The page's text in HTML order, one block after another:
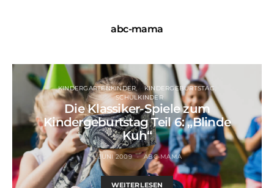
abc-mama
KINDERGARTENKINDER
KINDERGEBURTSTAG
SCHULKINDER
Die Klassiker-Spiele zum
Kindergeburtstag Teil 6: „Blinde
Kuh“
1. JUNI 2009 ABC-MAMA
WEITERLESEN